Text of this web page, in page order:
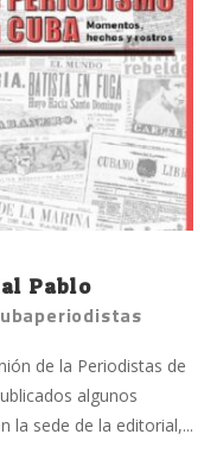
Pablo
de la Periodistas de
algunos
la sede de la editorial,...